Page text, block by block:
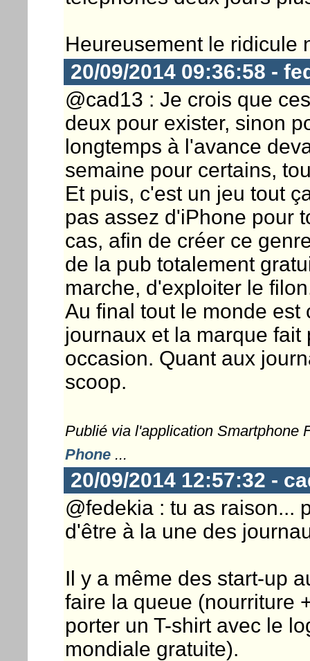
Heureusement le ridicule
20/09/2014 09:36:58 -
@cad13 : Je crois que
deux pour exister, sinon
longtemps à l'avance
semaine pour certains,
Et puis, c'est un jeu tout
pas assez d'iPhone pour
cas, afin de créer ce
de la pub totalement
marche, d'exploiter le
Au final tout le monde est
journaux et la marque
occasion. Quant aux
scoop.
Publié via l'application Smartphone
Phone...
20/09/2014 12:57:32 -
@fedekia : tu as raison...
d'être à la une des
Il y a même des start-up
faire la queue (nourriture
porter un T-shirt avec le
mondiale gratuite).